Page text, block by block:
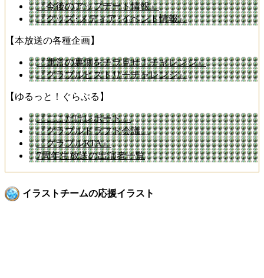
『今後のアップデート情報』
『グッズ･メディア･イベント情報』
【本放送の各種企画】
『運営の裏側をチラ見せ！チャレンジ』
『グラブルヒストリーチャレンジ』
【ゆるっと！ぐらぶる】
『ここだけレポート』
『グラブルドラフト会議』
『グラブルRTA』
7周年生放送の出演者一覧
イラストチームの応援イラスト